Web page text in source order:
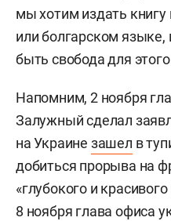
мы хотим издать
или болгарском языке,
быть свобода для
Напомним, 2 ноября
Залужный сделал
на Украине зашел в
добиться прорыва на
«глубокого и
8 ноября глава офиса